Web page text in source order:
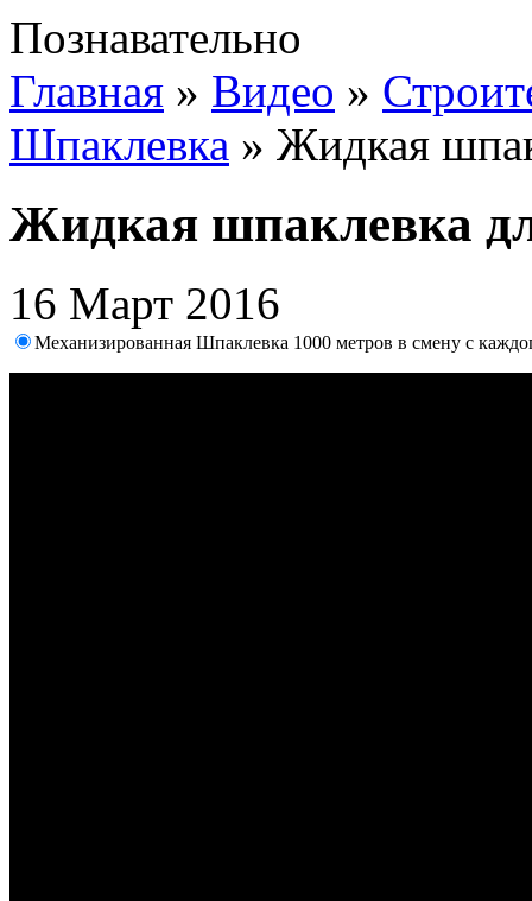
Познавательно
Главная » Видео »
Шпаклевка » Жидкая
Жидкая шпаклевка
16 Март 2016
Механизированная Шпаклевка 1000 метров в смену с